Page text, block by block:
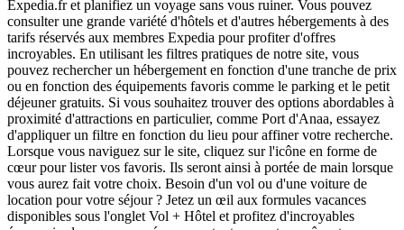
Expedia.fr et planifiez un voyage sans vous ruiner. Vous pouvez
consulter une grande variété d'hôtels et d'autres hébergements à des
tarifs réservés aux membres Expedia pour profiter d'offres
incroyables. En utilisant les filtres pratiques de notre site, vous
pouvez rechercher un hébergement en fonction d'une tranche de prix
ou en fonction des équipements favoris comme le parking et le petit
déjeuner gratuits. Si vous souhaitez trouver des options abordables à
proximité d'attractions en particulier, comme Port d'Anaa, essayez
d'appliquer un filtre en fonction du lieu pour affiner votre recherche.
Lorsque vous naviguez sur le site, cliquez sur l'icône en forme de
cœur pour lister vos favoris. Ils seront ainsi à portée de main lorsque
vous aurez fait votre choix. Besoin d'un vol ou d'une voiture de
location pour votre séjour ? Jetez un œil aux formules vacances
disponibles sous l'onglet Vol + Hôtel et profitez d'incroyables